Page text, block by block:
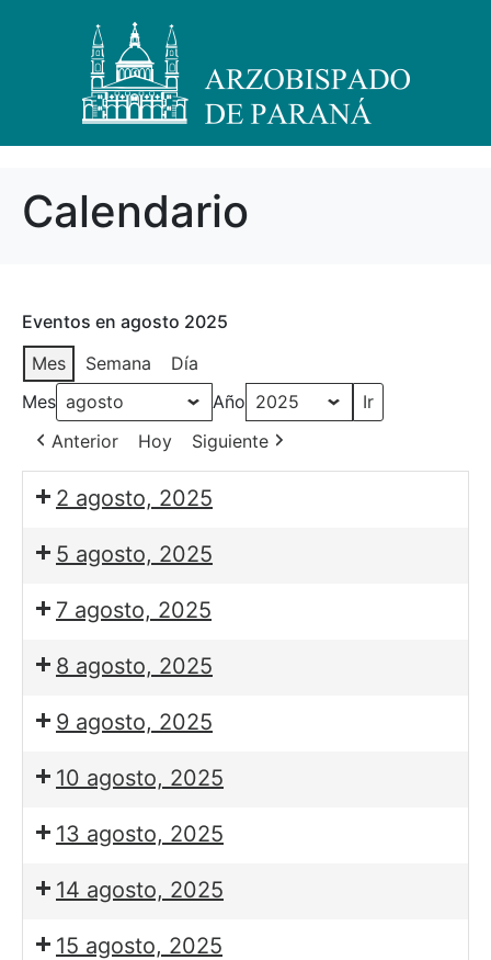
Calendario
Eventos en agosto 2025
Mes
Semana
Día
Mes
Año
Anterior
Hoy Siguiente
2 agosto, 2025
5 agosto, 2025
7 agosto, 2025
8 agosto, 2025
9 agosto, 2025
10 agosto, 2025
13 agosto, 2025
14 agosto, 2025
15 agosto, 2025